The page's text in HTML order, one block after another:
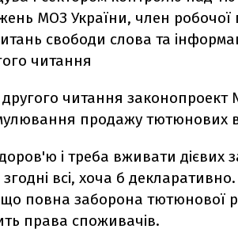
МОЗ України, член робочої
свободи слова та
читання
другого читання
продажу тютюнових
і треба вживати дієвих
всі, хоча б
повна заборона тютюнової
права споживачів.